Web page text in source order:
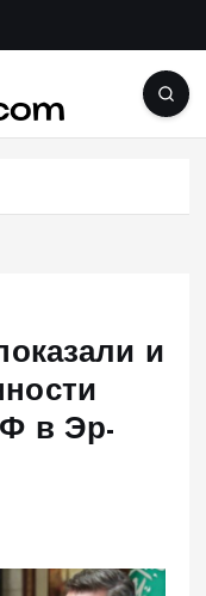
действий в
и
в Эр-